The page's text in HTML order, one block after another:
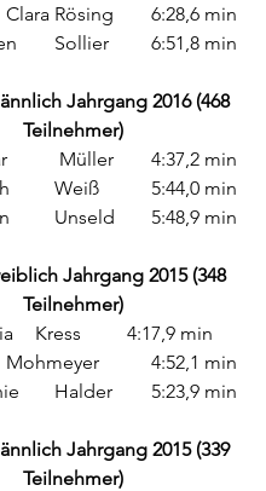
215.		Clara	Rösing	6:28,6 min
282. 	Ayleen 	Sollier 	6:51,8 min
Jahrgang 2016 (468
Teilnehmer)
21. 	Oskar	 Müller 	4:37,2 min
243.	 Noah 	Weiß 	5:44,0 min
259.	Laurin 	Unseld 	5:48,9 min
Jahrgang 2015 (348
Teilnehmer)
🥇	Mia	 Kress 	4:17,9 min
13. 	Julia 	Mohmeyer 	4:52,1 min
67. 	Sophie 	Halder 	5:23,9 min
Jahrgang 2015 (339
Teilnehmer)